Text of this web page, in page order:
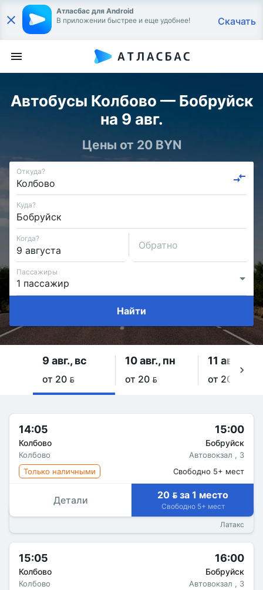
Атласбас для Android
В приложении быстрее и еще удобнее!
Скачать
Автобусы Колбово — Бобруйск
на 9 авг.
Цены от 20 BYN
Откуда?
Куда?
Когда?
Обратно
Пассажиры
Найти
9 авг., вс
от 20 
10 авг., пн
от 20 
11 авг., вт
от 20 
14:05
Колбово
Колбово
15:00
Бобруйск
Автовокзал , 3
Только наличными
Свободно 5+ мест
Детали 20  за 1 место
Свободно 5+ мест
Латакс
15:05
Колбово
Колбово
16:00
Бобруйск
Автовокзал , 3